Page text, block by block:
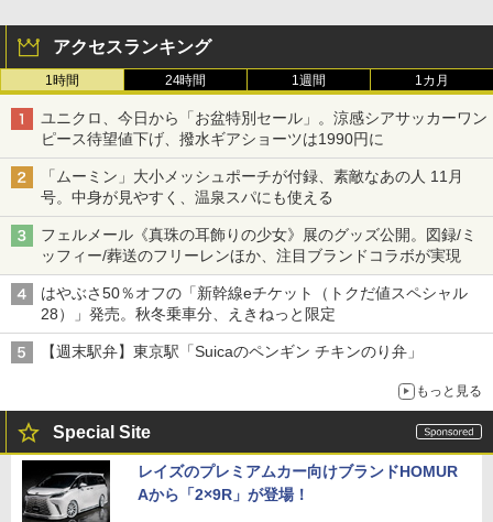
アクセスランキング
1時間 24時間 1週間 1カ月
ユニクロ、今日から「お盆特別セール」。涼感シアサッカーワン
ピース待望値下げ、撥水ギアショーツは1990円に
「ムーミン」大小メッシュポーチが付録、素敵なあの人 11月
号。中身が見やすく、温泉スパにも使える
フェルメール《真珠の耳飾りの少女》展のグッズ公開。図録/ミ
ッフィー/葬送のフリーレンほか、注目ブランドコラボが実現
はやぶさ50％オフの「新幹線eチケット（トクだ値スペシャル
28）」発売。秋冬乗車分、えきねっと限定
【週末駅弁】東京駅「Suicaのペンギン チキンのり弁」
もっと見る
Special Site
レイズのプレミアムカー向けブランドHOMUR
Aから「2×9R」が登場！